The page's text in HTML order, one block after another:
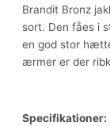
Brandit Bronz
sort. Den fåes i
en god stor
ærmer er der
Specifikationer: